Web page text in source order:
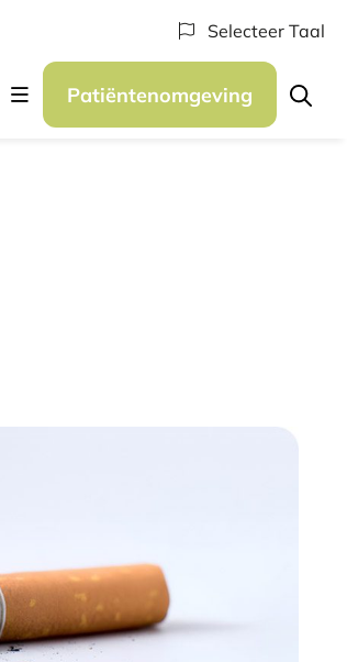
Selecteer Taal
Patiëntenomgeving